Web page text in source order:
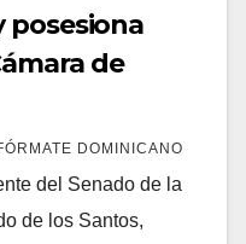
de
DOMINICANO
del Senado de la
de los Santos,